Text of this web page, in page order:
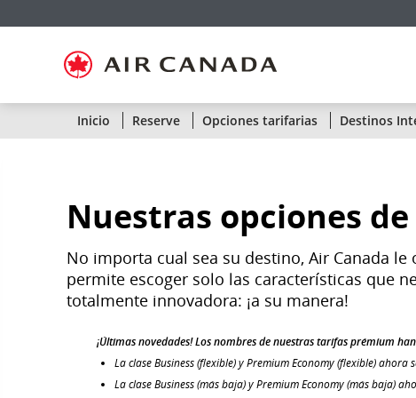
a
y
de
y
a
y
del
página
y
sitio
y
Contáctenos
Inicio Reserve Opciones tarifarias
Estado
de
Air
Canada
ruta
o
Destinos
Nuestras opciones
No importa cual sea su destino, Air Canada
permite escoger solo las características que
totalmente innovadora: ¡a su manera!
¡Últimas novedades! Los nombres de nuestras tarifas prémium
La clase Business (flexible) y Premium Economy (flexible)
La clase Business (más baja) y Premium Economy (más baja)